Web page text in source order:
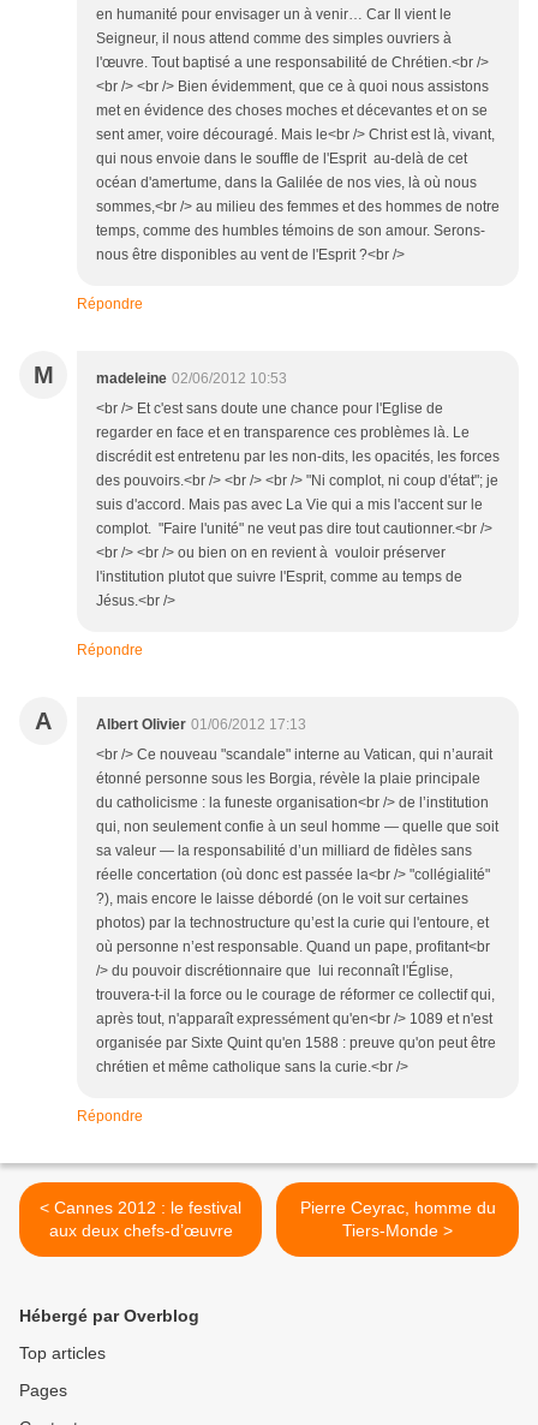
en humanité pour envisager un à venir… Car Il vient le
Seigneur, il nous attend comme des simples ouvriers à
l'œuvre. Tout baptisé a une responsabilité de Chrétien.<br />
<br /> <br /> Bien évidemment, que ce à quoi nous assistons
met en évidence des choses moches et décevantes et on se
sent amer, voire découragé. Mais le<br /> Christ est là, vivant,
qui nous envoie dans le souffle de l'Esprit au-delà de cet
océan d'amertume, dans la Galilée de nos vies, là où nous
sommes,<br /> au milieu des femmes et des hommes de notre
temps, comme des humbles témoins de son amour. Serons-
nous être disponibles au vent de l'Esprit ?<br />
Répondre
M madeleine 02/06/2012 10:53
<br /> Et c'est sans doute une chance pour l'Eglise de
regarder en face et en transparence ces problèmes là. Le
discrédit est entretenu par les non-dits, les opacités, les forces
des pouvoirs.<br /> <br /> <br /> "Ni complot, ni coup d'état"; je
suis d'accord. Mais pas avec La Vie qui a mis l'accent sur le
complot. "Faire l'unité" ne veut pas dire tout cautionner.<br />
<br /> <br /> ou bien on en revient à vouloir préserver
l'institution plutot que suivre l'Esprit, comme au temps de
Jésus.<br />
Répondre
A Albert Olivier 01/06/2012 17:13
<br /> Ce nouveau "scandale" interne au Vatican, qui n’aurait
étonné personne sous les Borgia, révèle la plaie principale
du catholicisme : la funeste organisation<br /> de l’institution
qui, non seulement confie à un seul homme — quelle que soit
sa valeur — la responsabilité d’un milliard de fidèles sans
réelle concertation (où donc est passée la<br /> "collégialité"
?), mais encore le laisse débordé (on le voit sur certaines
photos) par la technostructure qu’est la curie qui l'entoure, et
où personne n’est responsable. Quand un pape, profitant<br
/> du pouvoir discrétionnaire que lui reconnaît l'Église,
trouvera-t-il la force ou le courage de réformer ce collectif qui,
après tout, n'apparaît expressément qu'en<br /> 1089 et n'est
organisée par Sixte Quint qu'en 1588 : preuve qu'on peut être
chrétien et même catholique sans la curie.<br />
Répondre
< Cannes 2012 : le festival
aux deux chefs-d’œuvre
Pierre Ceyrac, homme du
Tiers-Monde >
Hébergé par Overblog
Top articles
Pages